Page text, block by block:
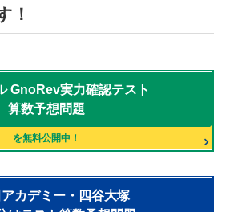
！
GnoRev実力確認テスト
算数予想問題
を無料公開中！
カデミー・四谷大塚